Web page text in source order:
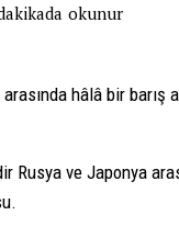
okunur
hâlâ bir barış
ve Japonya